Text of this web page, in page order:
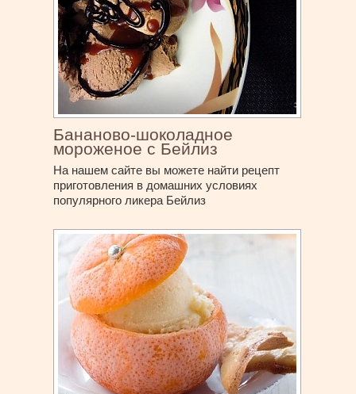
Бананово-шоколадное
мороженое с Бейлиз
На нашем сайте вы можете найти рецепт
приготовления в домашних условиях
популярного ликера Бейлиз